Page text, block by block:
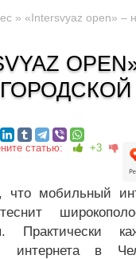
» «Intersvyaz open» –
статью: +3
мобильный
Практически
интернета в